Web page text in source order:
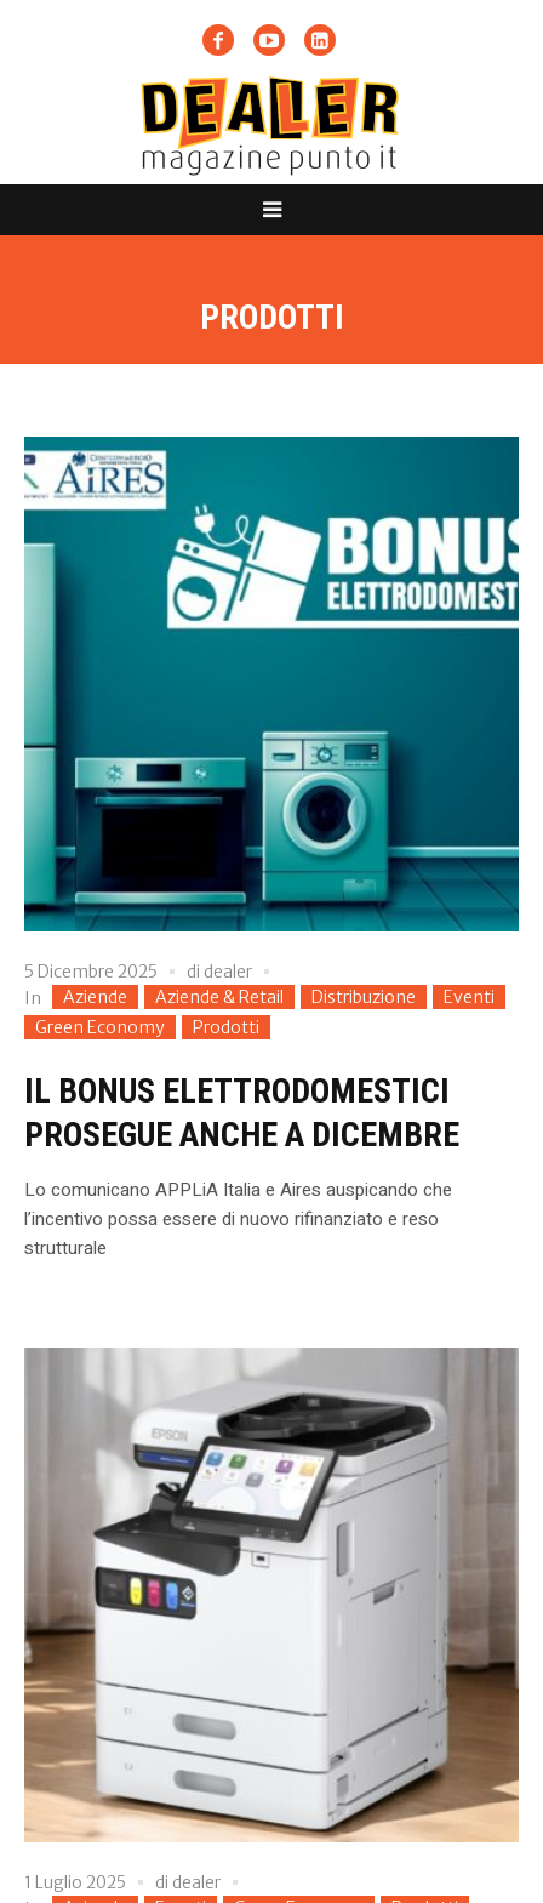
PRODOTTI
5 Dicembre 2025 di dealer
In
Aziende Aziende & Retail Distribuzione
Eventi
Green Economy
Prodotti
IL BONUS ELETTRODOMESTICI
PROSEGUE ANCHE A DICEMBRE
Lo comunicano APPLiA Italia e Aires auspicando che
l’incentivo possa essere di nuovo rifinanziato e reso
strutturale
1 Luglio 2025 di dealer